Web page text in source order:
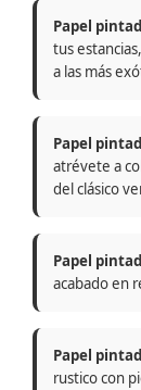
Papel
tus
a las más
Papel
atrévete a
del clásico
Papel
acabado en
Papel
rustico con